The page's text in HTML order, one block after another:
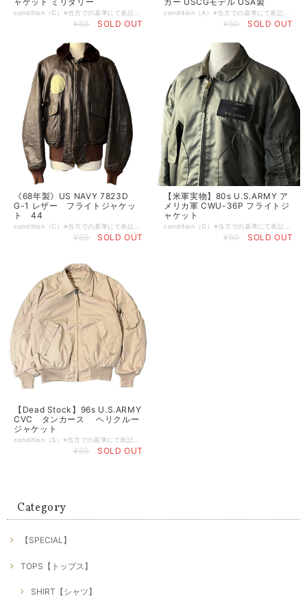
¥50 SOLD OUT ¥50 SOLD OUT
《68年製》US NAVY 7823D
G-1 レザー フライトジャケッ
ト 44
¥50 SOLD OUT
【米軍実物】80s U.S.ARMY ア
メリカ軍 CWU-36P フライトジ
ャケット
¥50 SOLD OUT
【Dead Stock】96s U.S.ARMY
CVC タンカース ヘリクルー
ジャケット
¥50 SOLD OUT
Category
【SPECIAL】
TOPS【トップス】
SHIRT【シャツ】